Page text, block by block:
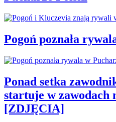
Pogoń poznała
Ponad setka
startuje w zawodach
[ZDJĘCIA]